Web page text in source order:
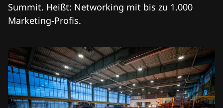
Summit. Heißt: Networking mit bis zu 1.000
Marketing-Profis.